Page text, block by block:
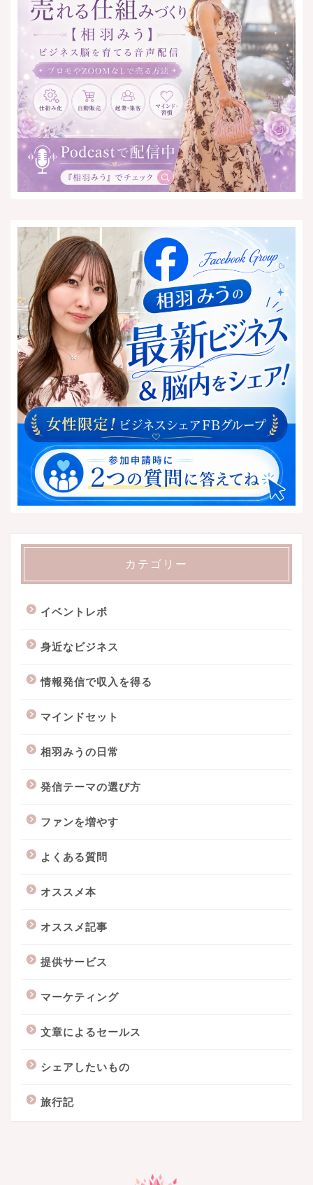
カテゴリー
イベントレポ
身近なビジネス
情報発信で収入を得る
マインドセット
相羽みうの日常
発信テーマの選び方
ファンを増やす
よくある質問
オススメ本
オススメ記事
提供サービス
マーケティング
文章によるセールス
シェアしたいもの
旅行記